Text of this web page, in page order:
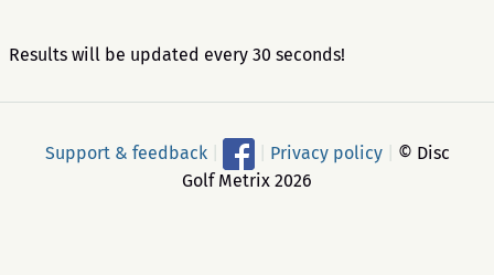
Results will be updated every 30 seconds!
Support & feedback Privacy policy
© Disc
Golf Metrix 2026